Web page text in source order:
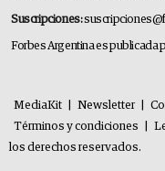
Suscripciones:
Forbes Argentina es publicada
MediaKit Newsletter
Términos y condiciones
los derechos reservados.